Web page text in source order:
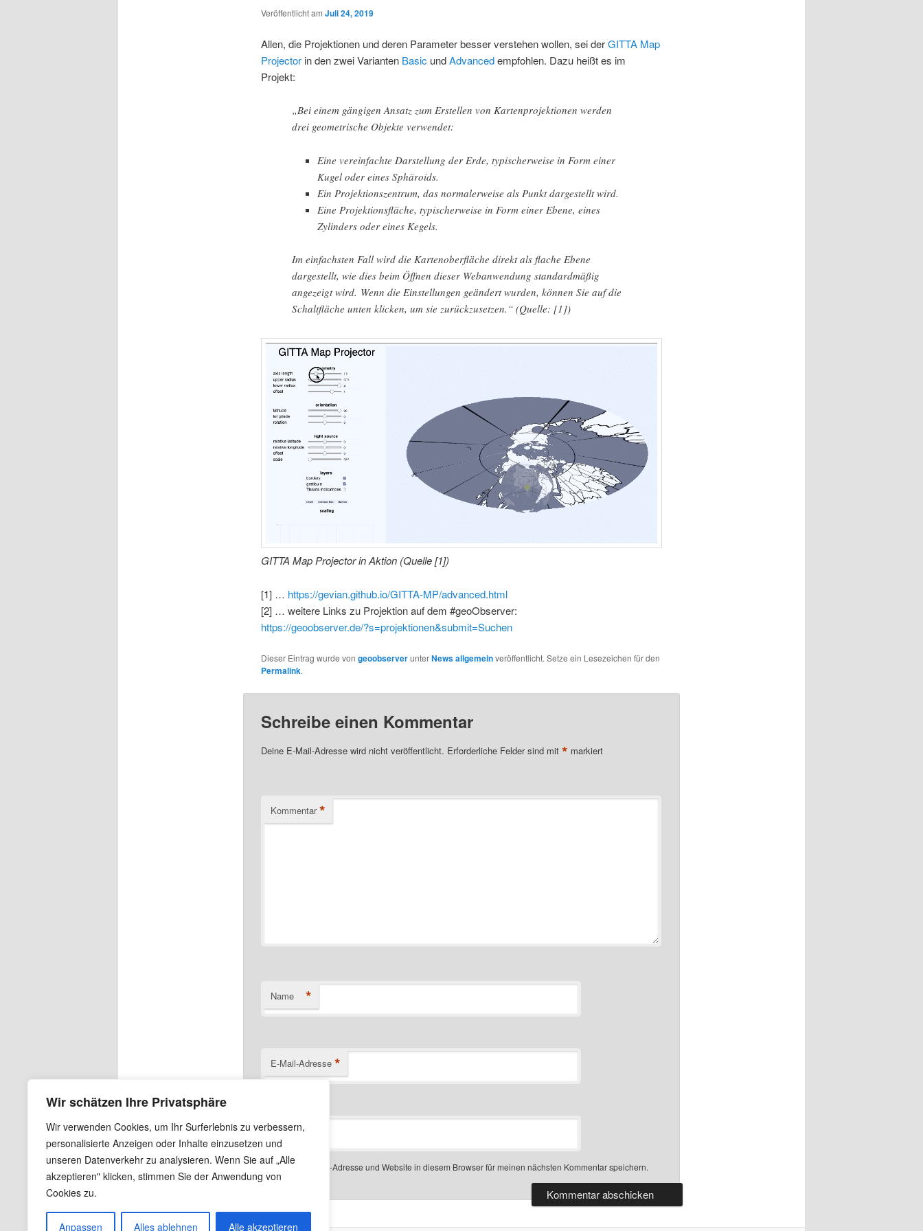
Wir schätzen Ihre Privatsphäre
Wir verwenden Cookies, um Ihr Surferlebnis zu verbessern,
personalisierte Anzeigen oder Inhalte einzusetzen und
unseren Datenverkehr zu analysieren. Wenn Sie auf „Alle
akzeptieren" klicken, stimmen Sie der Anwendung von
Cookies zu.
Anpassen Alles ablehnen Alle akzeptieren
Veröffentlicht am Juli 24, 2019
Allen, die Projektionen und deren Parameter besser verstehen wollen, sei derGITTA Map
Projectorin den zwei Varianten Basic undAdvancedempfohlen. Dazu heißt es im
Projekt:
„Bei einem gängigen Ansatz zum Erstellen von Kartenprojektionen werden
drei geometrische Objekte verwendet:
Eine vereinfachte Darstellung der Erde, typischerweise in Form einer
Kugel oder eines Sphäroids.
Ein Projektionszentrum, das normalerweise als Punkt dargestellt wird.
Eine Projektionsfläche, typischerweise in Form einer Ebene, eines
Zylinders oder eines Kegels.
Im einfachsten Fall wird die Kartenoberfläche direkt als flache Ebene
dargestellt, wie dies beim Öffnen dieser Webanwendung standardmäßig
angezeigt wird. Wenn die Einstellungen geändert wurden, können Sie auf die
Schaltfläche unten klicken, um sie zurückzusetzen.“ (Quelle: [1])
GITTA Map Projector in Aktion (Quelle [1])
[1] … https://gevian.github.io/GITTA-MP/advanced.html
[2] … weitere Links zu Projektion auf dem #geoObserver:
https://geoobserver.de/?s=projektionen&submit=Suchen
Dieser Eintrag wurde von geoobserverunterNews allgemeinveröffentlicht. Setze ein Lesezeichen für den
Permalink.
Schreibe einen Kommentar
Deine E-Mail-Adresse wird nicht veröffentlicht. Erforderliche Felder sind mit * markiert
Kommentar *
Name *
E-Mail-Adresse *
Website
Name, E-Mail-Adresse und Website in diesem Browser für meinen nächsten Kommentar speichern.